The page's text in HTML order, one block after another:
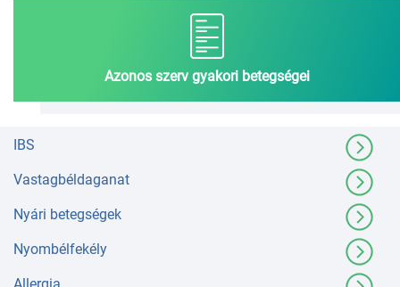
Azonos szerv gyakori betegségei
IBS
Vastagbéldaganat
Nyári betegségek
Nyombélfekély